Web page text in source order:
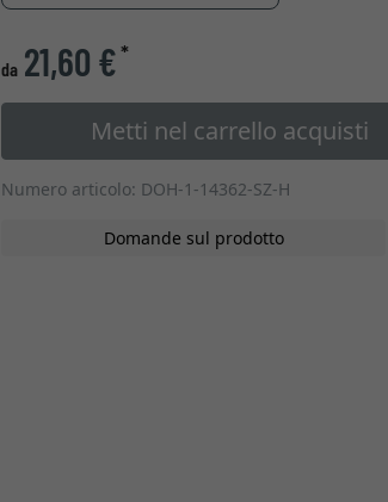
da 21,60 €*
Metti nel carrello acquisti
Numero articolo: DOH-1-14362-SZ-H
Domande sul prodotto